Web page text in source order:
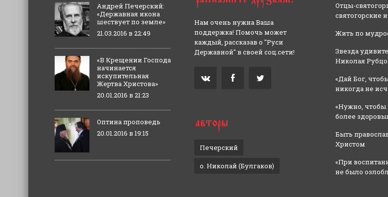
Андрей Печерский:
«Державная икона
шествует по земле»
21.03.2016 в 22:49
«В Крещении Господа
начинается
искупительная
Жертва Христова»
20.01.2016 в 21:23
Оптина проповедь
20.01.2016 в 19:15
Нам очень нужна Ваша
поддержка! Помочь может
каждый, рассказав о "Руси
Державной" в своей соц.сети!
Печерский
о. Николай (Булгаков)
Отцы-
святогорские
Жить по
Звезда
Николая
«Дай Бог,
никогда не
«Нужно, чтобы
более
Быть
Христом
«При
не было